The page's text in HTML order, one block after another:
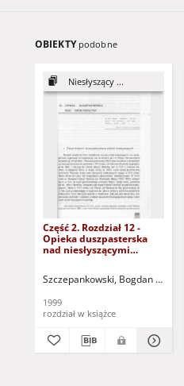
OBIEKTY podobne
Niesłyszący ...
Część 2. Rozdział 12 -
Opieka duszpasterska
nad niesłyszącymi
osób z dysfunkcją
Szczepankowski, Bogdan (1939- )
1999
rozdział w książce